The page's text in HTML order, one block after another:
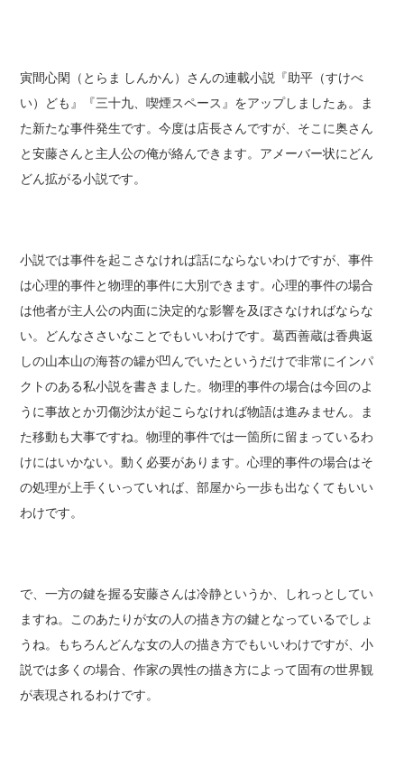
寅間心閑（とらま しんかん）さんの連載小説『助平（すけべ
い）ども』『三十九、喫煙スペース』をアップしましたぁ。ま
た新たな事件発生です。今度は店長さんですが、そこに奥さん
と安藤さんと主人公の俺が絡んできます。アメーバー状にどん
どん拡がる小説です。
小説では事件を起こさなければ話にならないわけですが、事件
は心理的事件と物理的事件に大別できます。心理的事件の場合
は他者が主人公の内面に決定的な影響を及ぼさなければならな
い。どんなささいなことでもいいわけです。葛西善蔵は香典返
しの山本山の海苔の罐が凹んでいたというだけで非常にインパ
クトのある私小説を書きました。物理的事件の場合は今回のよ
うに事故とか刃傷沙汰が起こらなければ物語は進みません。ま
た移動も大事ですね。物理的事件では一箇所に留まっているわ
けにはいかない。動く必要があります。心理的事件の場合はそ
の処理が上手くいっていれば、部屋から一歩も出なくてもいい
わけです。
で、一方の鍵を握る安藤さんは冷静というか、しれっとしてい
ますね。このあたりが女の人の描き方の鍵となっているでしょ
うね。もちろんどんな女の人の描き方でもいいわけですが、小
説では多くの場合、作家の異性の描き方によって固有の世界観
が表現されるわけです。